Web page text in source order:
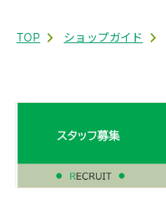
TOP ショップガイド